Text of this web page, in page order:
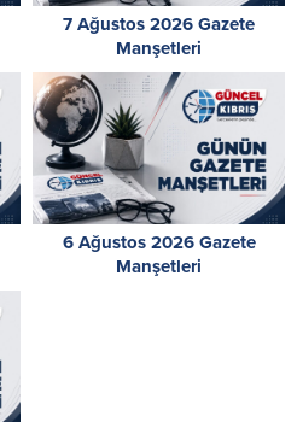
7 Ağustos 2026 Gazete
Manşetleri
6 Ağustos 2026 Gazete
Manşetleri